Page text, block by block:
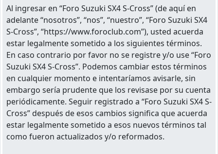
Al ingresar en “Foro Suzuki SX4 S-Cross” (de aquí en
adelante “nosotros”, “nos”, “nuestro”, “Foro Suzuki SX4
S-Cross”, “https://www.foroclub.com”), usted acuerda
estar legalmente sometido a los siguientes términos.
En caso contrario por favor no se registre y/o use “Foro
Suzuki SX4 S-Cross”. Podemos cambiar estos términos
en cualquier momento e intentaríamos avisarle, sin
embargo sería prudente que los revisase por su cuenta
periódicamente. Seguir registrado a “Foro Suzuki SX4 S-
Cross” después de esos cambios significa que acuerda
estar legalmente sometido a esos nuevos términos tal
como fueron actualizados y/o reformados.